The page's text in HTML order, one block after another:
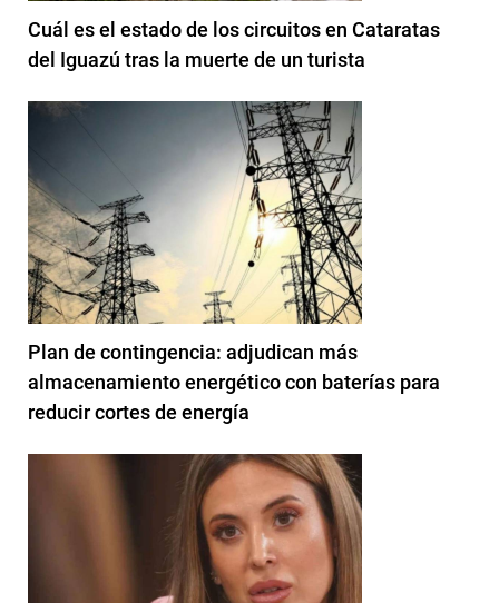
Cuál es el estado de los circuitos en Cataratas
del Iguazú tras la muerte de un turista
Plan de contingencia: adjudican más
almacenamiento energético con baterías para
reducir cortes de energía